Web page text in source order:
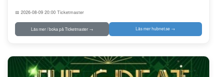
📅 2026-08-09 20:00 Ticketmaster
Läs mer / boka på Ticketmaster → Läs mer hubnet.se →